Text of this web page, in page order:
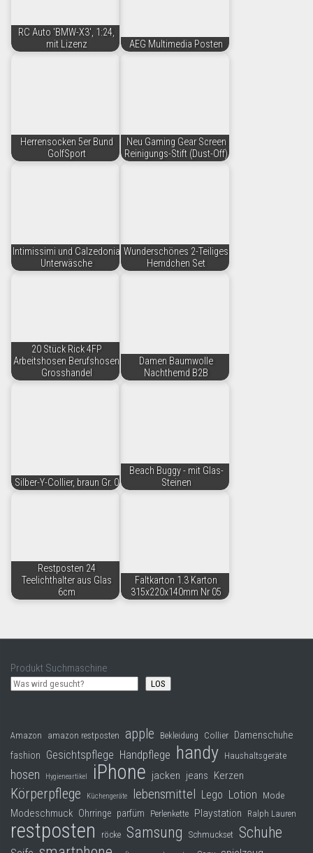
RC Auto 'BMW-X3', 1:24,
mit Lizenz
AEG Multimedia Posten
Herrensocken 5er Bund
GolfSport
Neu Gaming Gear Screen
Reinigungs-Stift (Dust-Off)
Intimissimi und Calzedonia
Unterwäsche
Wunderschönes 2-Teiliges
Hemdchen Set
20 Stück Rick 4FP
Arbeitshosen Berufshosen
Grosshandel
Damen Baumwolle
Nachthemd B2B
Silber-Y-Collier, braun Gr. 0
Beach Buggy - mit Glas-
Steinen
Restposten 24
Teelichthalter aus Glas
6cm
Faltkarton 1.3 Karton
315x220x140mm Nr 05
Produkt Suchmaschine
LOS
Amazon amazon restposten apple Bekleidung Collier Damenschuhe
fashion Gesichtspflege Handpflege handy Haushaltsgeräte
hosen Hygieneartikel iPhone jacken jeans Kerzen
Körperpflege Küchengeräte lebensmittel Lego Lotion Mode
Modeschmuck Ohrringe parfüm Perlenkette Playstation Ralph Lauren
restposten röcke Samsung Schmuckset Schuhe